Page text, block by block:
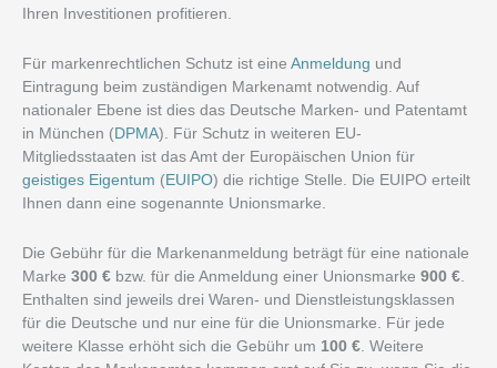
Ihren Investitionen profitieren.
Für markenrechtlichen Schutz ist eine Anmeldung und
Eintragung beim zuständigen Markenamt notwendig. Auf
nationaler Ebene ist dies das Deutsche Marken- und Patentamt
in München (DPMA). Für Schutz in weiteren EU-
Mitgliedsstaaten ist das Amt der Europäischen Union für
geistiges Eigentum (EUIPO) die richtige Stelle. Die EUIPO erteilt
Ihnen dann eine sogenannte Unionsmarke.
Die Gebühr für die Markenanmeldung beträgt für eine nationale
Marke 300 € bzw. für die Anmeldung einer Unionsmarke 900 €.
Enthalten sind jeweils drei Waren- und Dienstleistungsklassen
für die Deutsche und nur eine für die Unionsmarke. Für jede
weitere Klasse erhöht sich die Gebühr um 100 €. Weitere